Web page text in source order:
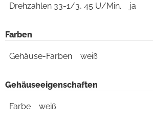
Drehzahlen 33-1/3, 45 U/Min. ja
Farben
Gehäuse-Farben weiß
Gehäuseeigenschaften
Farbe weiß